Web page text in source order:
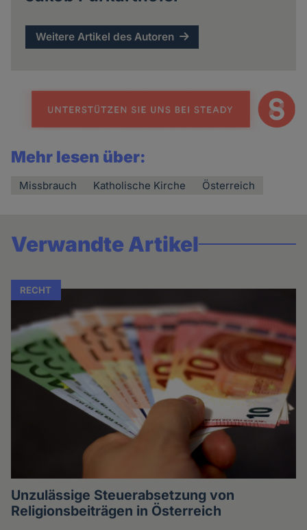
Weitere Artikel des Autoren
Mehr lesen über:
Missbrauch Katholische Kirche Österreich
Verwandte Artikel
RECHT
Unzulässige Steuerabsetzung von
Religionsbeiträgen in Österreich